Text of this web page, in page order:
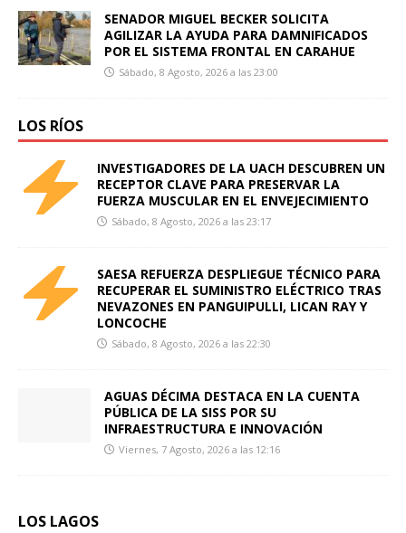
SENADOR MIGUEL BECKER SOLICITA
AGILIZAR LA AYUDA PARA DAMNIFICADOS
POR EL SISTEMA FRONTAL EN CARAHUE
Sábado, 8 Agosto, 2026 a las 23:00
LOS RÍOS
INVESTIGADORES DE LA UACH DESCUBREN UN
RECEPTOR CLAVE PARA PRESERVAR LA
FUERZA MUSCULAR EN EL ENVEJECIMIENTO
Sábado, 8 Agosto, 2026 a las 23:17
SAESA REFUERZA DESPLIEGUE TÉCNICO PARA
RECUPERAR EL SUMINISTRO ELÉCTRICO TRAS
NEVAZONES EN PANGUIPULLI, LICAN RAY Y
LONCOCHE
Sábado, 8 Agosto, 2026 a las 22:30
AGUAS DÉCIMA DESTACA EN LA CUENTA
PÚBLICA DE LA SISS POR SU
INFRAESTRUCTURA E INNOVACIÓN
Viernes, 7 Agosto, 2026 a las 12:16
LOS LAGOS